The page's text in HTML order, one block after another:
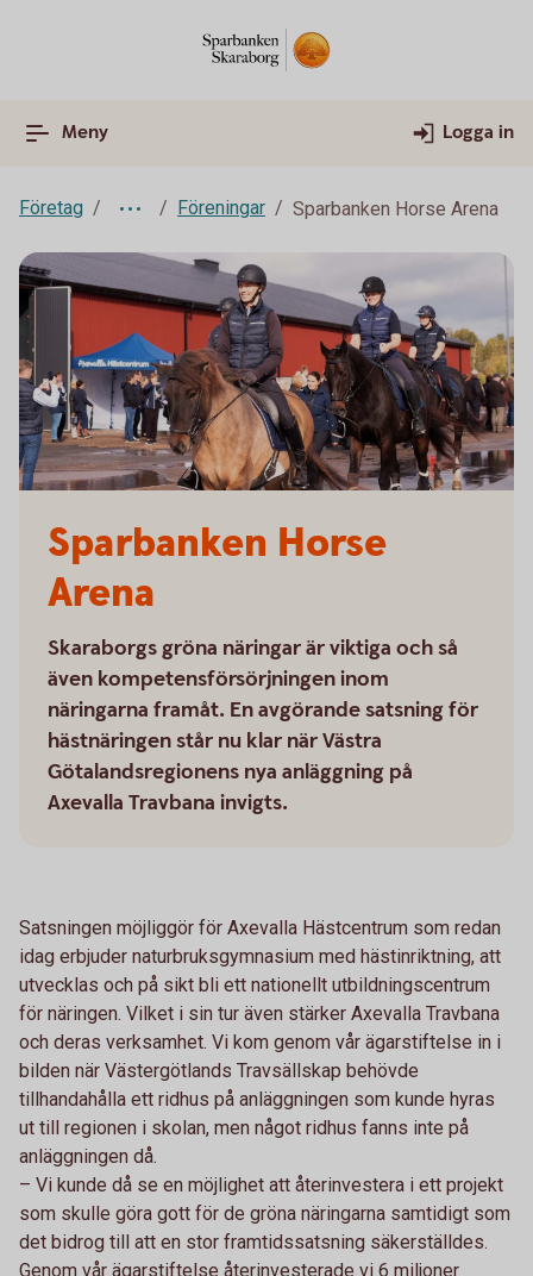
Meny Logga in
Företag Föreningar Sparbanken Horse Arena
Sparbanken Horse
Arena
Skaraborgs gröna näringar är viktiga och så
även kompetensförsörjningen inom
näringarna framåt. En avgörande satsning för
hästnäringen står nu klar när Västra
Götalandsregionens nya anläggning på
Axevalla Travbana invigts.
Satsningen möjliggör för Axevalla Hästcentrum som redan
idag erbjuder naturbruksgymnasium med hästinriktning, att
utvecklas och på sikt bli ett nationellt utbildningscentrum
för näringen. Vilket i sin tur även stärker Axevalla Travbana
och deras verksamhet. Vi kom genom vår ägarstiftelse in i
bilden när Västergötlands Travsällskap behövde
tillhandahålla ett ridhus på anläggningen som kunde hyras
ut till regionen i skolan, men något ridhus fanns inte på
anläggningen då.
– Vi kunde då se en möjlighet att återinvestera i ett projekt
som skulle göra gott för de gröna näringarna samtidigt som
det bidrog till att en stor framtidssatsning säkerställdes.
Genom vår ägarstiftelse återinvesterade vi 6 miljoner